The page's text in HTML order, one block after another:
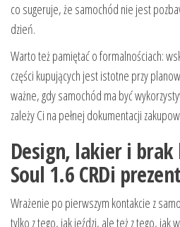
co sugeruje, że samochód nie jest
dzień.
Warto też pamiętać o formalnościach:
części kupujących jest istotne przy
ważne, gdy samochód ma być
zależy Ci na pełnej dokumentacji
Design, lakier i brak
Soul 1.6 CRDi
Wrażenie po pierwszym kontakcie z
tylko z tego, jak jeździ, ale też z tego, jak